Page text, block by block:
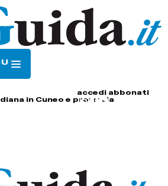
accedi abbonati
in Cuneo e provincia